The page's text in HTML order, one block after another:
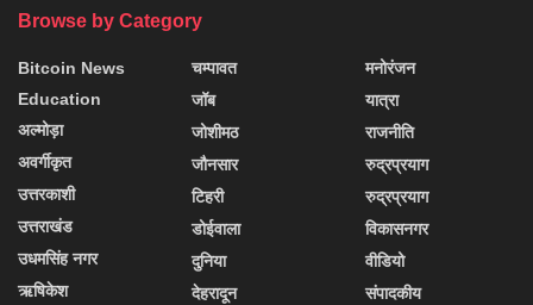
Browse by Category
Bitcoin News
Education
अल्मोड़ा
अवर्गीकृत
उत्तरकाशी
उत्तराखंड
उधमसिंह नगर
ऋषिकेश
चम्पावत
जॉब
जोशीमठ
जौनसार
टिहरी
डोईवाला
दुनिया
देहरादून
मनोरंजन
यात्रा
राजनीति
रुद्रप्रयाग
रुद्रप्रयाग
विकासनगर
वीडियो
संपादकीय